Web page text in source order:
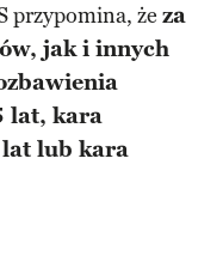
przypomina, że za
jak i innych
lat, kara
lub kara